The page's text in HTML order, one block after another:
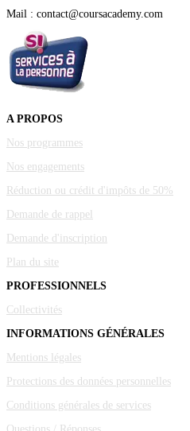
Mail : contact@coursacademy.com
A PROPOS
Nos programmes
Nos engagements
Réduction ou crédit d'impôts de 50%
Demande de rappel
Demande d'inscription
Plan du site
PROFESSIONNELS
Collectivités
INFORMATIONS GÉNÉRALES
Mentions légales
Protections des données personnelles
Conditions générales de services